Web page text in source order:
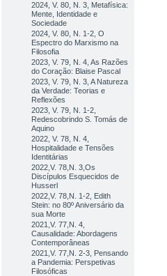
2024, V. 80, N. 3, Metafísica:
Mente, Identidade e
Sociedade
2024, V. 80, N. 1-2, O
Espectro do Marxismo na
Filosofia
2023, V. 79, N. 4, As Razões
do Coração: Blaise Pascal
2023, V. 79, N. 3, A Natureza
da Verdade: Teorias e
Reflexões
2023, V. 79, N. 1-2,
Redescobrindo S. Tomás de
Aquino
2022, V. 78, N. 4,
Hospitalidade e Tensões
Identitárias
2022,V. 78,N. 3,Os
Discípulos Esquecidos de
Husserl
2022,V. 78,N. 1-2, Edith
Stein: no 80º Aniversário da
sua Morte
2021,V. 77,N. 4,
Causalidade: Abordagens
Contemporâneas
2021,V. 77,N. 2-3, Pensando
a Pandemia: Perspetivas
Filosóficas